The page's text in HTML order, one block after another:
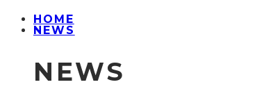
HOME
NEWS
NEWS